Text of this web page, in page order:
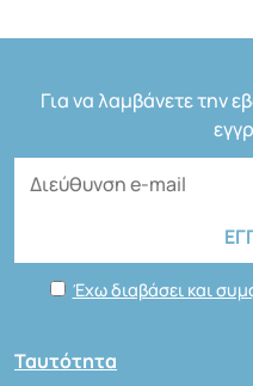
Για να λαμβάνετε την
Έχω διαβάσει και
Ταυτότητα